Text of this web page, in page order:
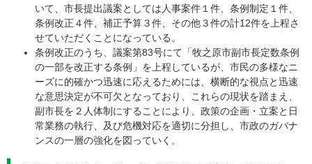
いて、市長提出議案としては人事案件１件、条例制定１件、
条例改正４件、補正予算３件、その他３件の計12件を上程さ
せていただくことになっている。
条例改正のうち、議案第83号にて「牧之原市副市長定数条例
の一部を改正する条例」を上程しているが、市民の多様なニ
ーズに的確かつ迅速に応えるためには、横断的な視点と迅速
な意思決定が不可欠となっており、これらの現状を踏まえ、
副市長を２人体制にすることにより、政策の企画・立案と日
常業務の執行、及び危機対応を適切に分担し、市政のガバナ
ンスの一層の強化を図っていく。